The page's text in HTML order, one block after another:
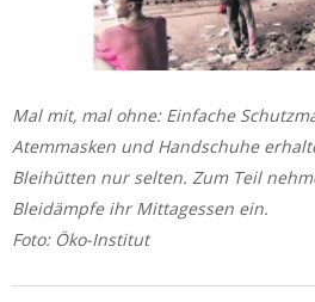
Mal mit, mal ohne: Einfache
Atemmasken und Handschuhe
Bleihütten nur selten. Zum Teil
Bleidämpfe ihr Mittagessen ein.
Foto: Öko-Institut